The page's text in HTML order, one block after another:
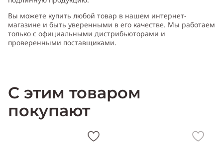
*Аромат Унисекс (мужской и женский)
Вы можете купить любой товар в нашем интернет-
магазине и быть уверенными в его качестве. Мы работаем
только с официальными дистрибьюторами и
проверенными поставщиками.
С этим товаром
покупают